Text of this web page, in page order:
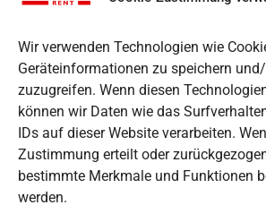
Wir verwenden Technologien wie
Geräteinformationen zu speichern
zuzugreifen. Wenn diesen
können wir Daten wie das
IDs auf dieser Website verarbeiten.
Zustimmung erteilt oder
bestimmte Merkmale und Funktionen
werden.
Mietstation
Mietstation
Mietstation